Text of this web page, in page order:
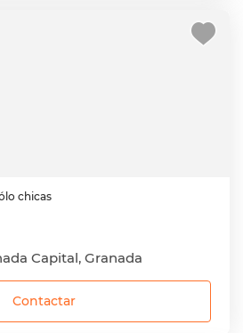
chicas
Capital, Granada
Contactar